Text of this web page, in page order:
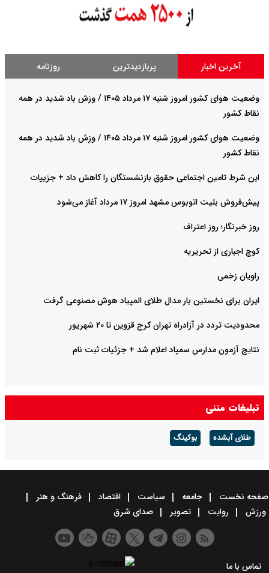
آخرین اخبار پربازدیدترین روزنامه
وضعیت هوای کشور امروز شنبه ۱۷ مرداد ۱۴۰۵ / وزش باد شدید در همه
نقاط کشور
وضعیت هوای کشور امروز شنبه ۱۷ مرداد ۱۴۰۵ / وزش باد شدید در همه
نقاط کشور
این شرط تامین اجتماعی حقوق بازنشستگان را کاهش داد + جزییات
پیش‌فروش بلیت اتوبوس مشهد امروز ۱۷ مرداد آغاز می‌شود
روز خبرنگار؛ روز اعتراف
کوچ اجباری از تحریریه
راویان زخمی
ایران برای نخستین بار مدال طلای المپیاد هوش مصنوعی گرفت
محدودیت تردد در آزادراه تهران کرج قزوین تا ۲۰ شهریور
نتایج آزمون مدارس سمپاد اعلام شد + جزئیات ثبت نام
تبلیغات متنی
طلای آبشده بوکینگ
صفحه نخست جامعه سیاست اقتصاد
فرهنگ و هنر
ورزش
روایت تصویر صدای شرق
تماس با ما